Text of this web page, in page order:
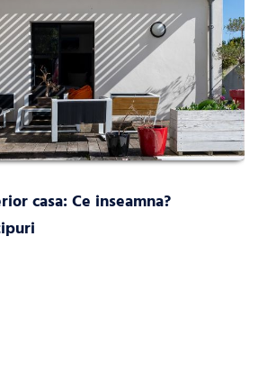
casa: Ce inseamna?